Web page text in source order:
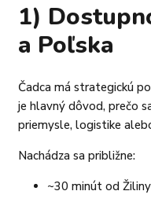
1)
a Poľska
Čadca má strategickú
je hlavný dôvod, prečo
priemysle, logistike
Nachádza sa približne:
~30 minút od Žiliny